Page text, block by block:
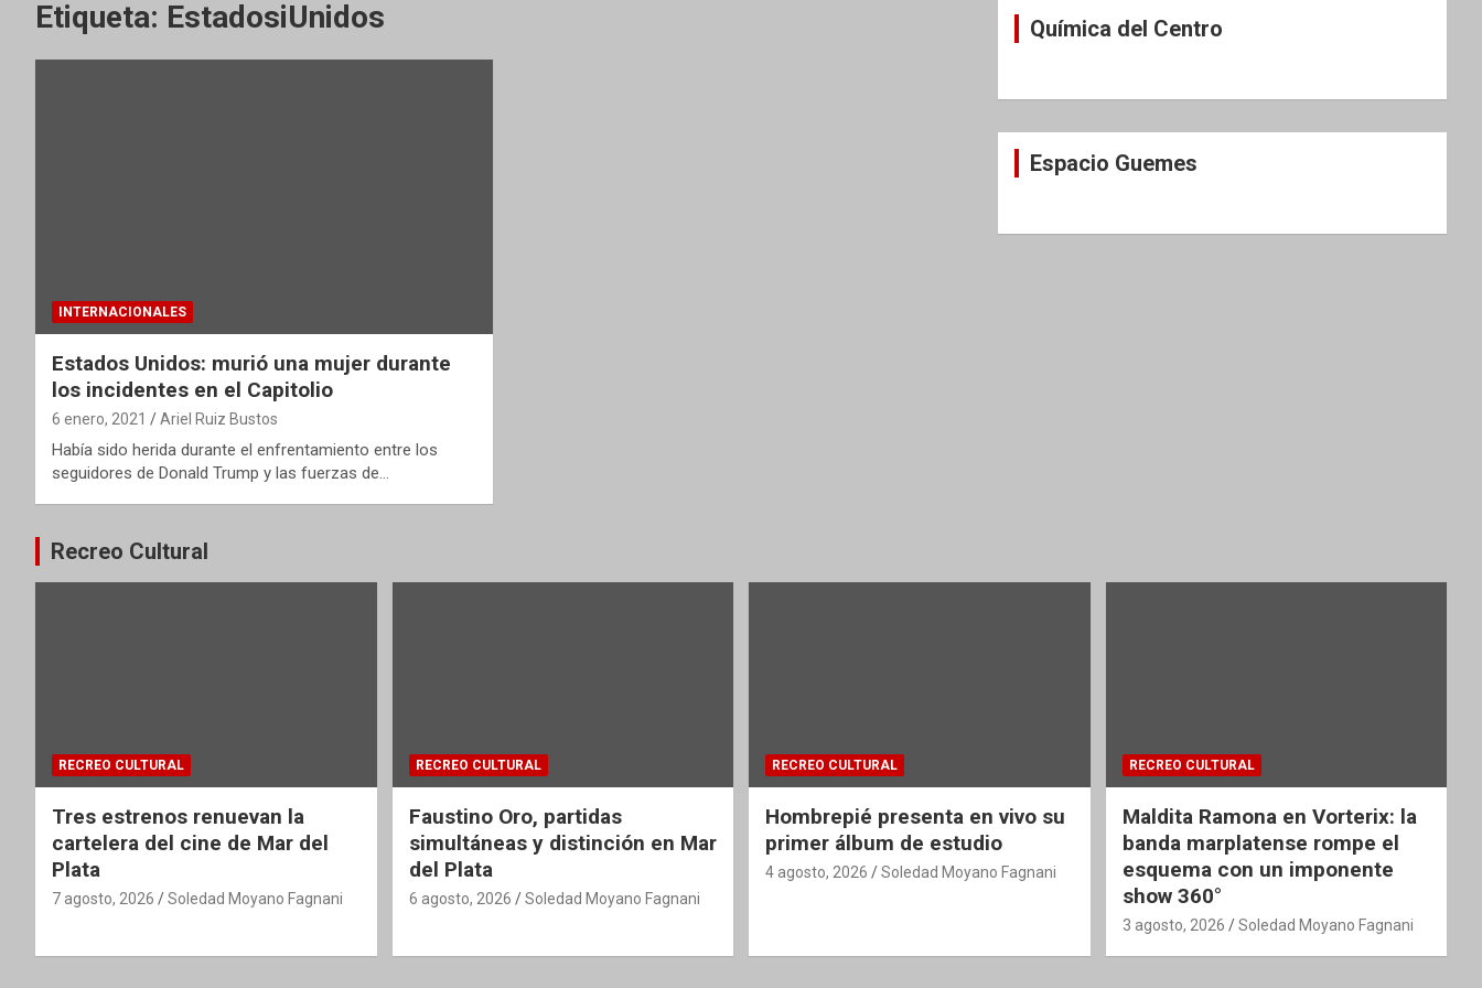
Etiqueta: EstadosiUnidos
INTERNACIONALES
Estados Unidos: murió una mujer durante
los incidentes en el Capitolio
6 enero, 2021 Ariel Ruiz Bustos
Había sido herida durante el enfrentamiento entre los
seguidores de Donald Trump y las fuerzas de…
Química del Centro
Espacio Guemes
Recreo Cultural
RECREO CULTURAL
Tres estrenos renuevan la
cartelera del cine de Mar del
Plata
7 agosto, 2026 Soledad Moyano Fagnani
RECREO CULTURAL
Faustino Oro, partidas
simultáneas y distinción en Mar
del Plata
6 agosto, 2026 Soledad Moyano Fagnani
RECREO CULTURAL
Hombrepié presenta en vivo su
primer álbum de estudio
4 agosto, 2026 Soledad Moyano Fagnani
RECREO CULTURAL
Maldita Ramona en Vorterix: la
banda marplatense rompe el
esquema con un imponente
show 360°
3 agosto, 2026 Soledad Moyano Fagnani